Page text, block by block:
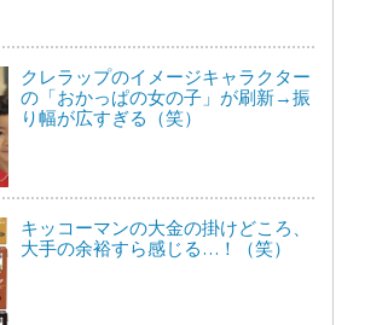
クレラップのイメージキャラクター
の「おかっぱの女の子」が刷新→振
り幅が広すぎる（笑）
キッコーマンの大金の掛けどころ、
大手の余裕すら感じる…！（笑）